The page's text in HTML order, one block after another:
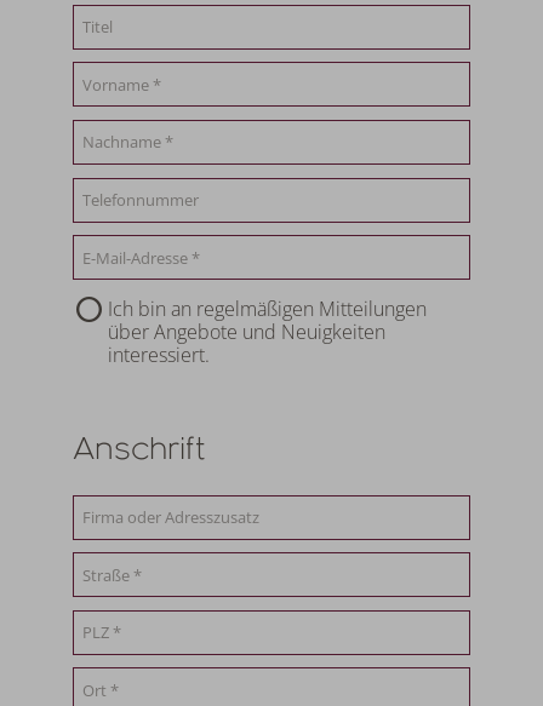
Ich bin an regelmäßigen Mitteilungen
über Angebote und Neuigkeiten
interessiert.
Anschrift